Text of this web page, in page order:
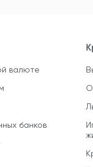
валюте
банков